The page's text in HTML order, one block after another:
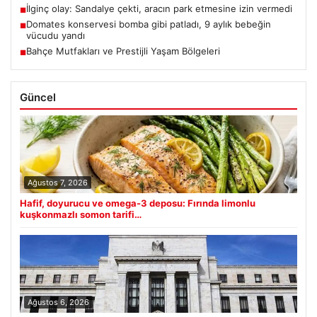
■İlginç olay: Sandalye çekti, aracın park etmesine izin vermedi
■Domates konservesi bomba gibi patladı, 9 aylık bebeğin
vücudu yandı
■Bahçe Mutfakları ve Prestijli Yaşam Bölgeleri
Güncel
Ağustos 7, 2026
Hafif, doyurucu ve omega-3 deposu: Fırında limonlu
kuşkonmazlı somon tarifi…
Ağustos 6, 2026